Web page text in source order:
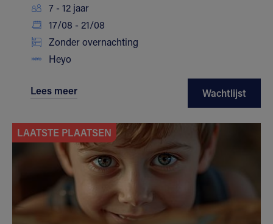
7 - 12 jaar
17/08 - 21/08
Zonder overnachting
Heyo
Lees meer Wachtlijst
LAATSTE PLAATSEN